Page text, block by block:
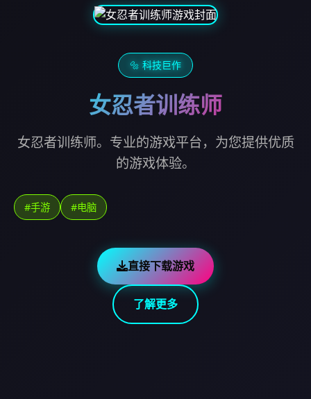
🔩 科技巨作
女忍者训练师
女忍者训练师。专业的游戏平台，为您提供优质
的游戏体验。
#手游 #电脑
直接下载游戏
了解更多